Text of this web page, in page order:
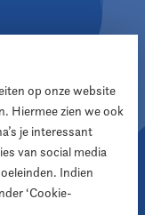
op onze website
Hiermee zien we ook
je interessant
van social media
Indien
‘Cookie-